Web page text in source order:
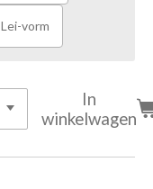
Lei-vorm
In
winkelwagen